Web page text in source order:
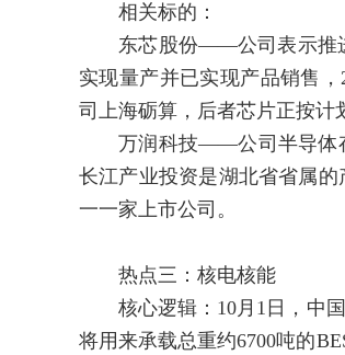
相关标的：
东芯股份——公司表示推进“
实现量产并已实现产品销售
司上海砺算，后者芯片正按计
万润科技——公司半导体存
长江产业投资是湖北省省属
一一家上市公司。
热点三：核电核能
核心逻辑：10月1日，中国
将用来承载总重约6700吨的